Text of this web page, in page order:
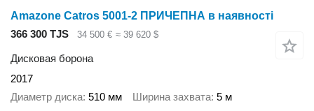
Amazone Catros 5001-2 ПРИЧЕПНА в наявності
366 300 TJS
34 500 € ≈ 39 620 $
Дисковая борона
2017
Диаметр диска 510 мм Ширина захвата 5 м